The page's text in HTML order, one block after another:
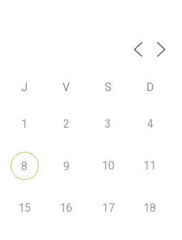
J V S D
1 2 3 4
8 9 10 11
15 16 17 18